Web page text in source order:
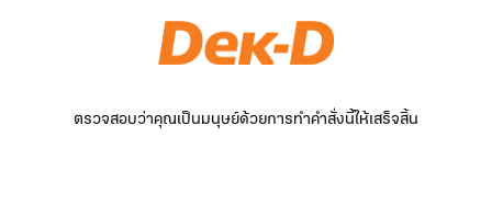
ตรวจสอบว่าคุณเป็นมนุษย์ด้วยการทำคำสั่งนี้ให้เสร็จสิ้น